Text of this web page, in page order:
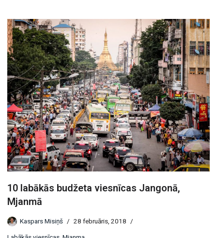
10 labākās budžeta viesnīcas Jangonā,
Mjanmā
Kaspars Misiņš 28 februāris, 2018